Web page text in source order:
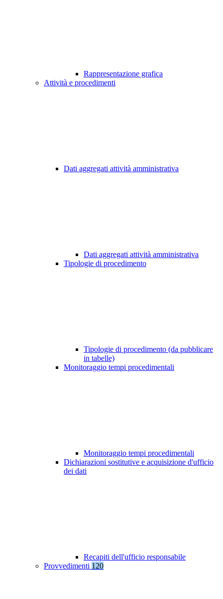
Rappresentazione grafica
Attività e procedimenti
Dati aggregati attività amministrativa
Dati aggregati attività amministrativa
Tipologie di procedimento
Tipologie di procedimento (da pubblicare
in tabelle)
Monitoraggio tempi procedimentali
Monitoraggio tempi procedimentali
Dichiarazioni sostitutive e acquisizione d'ufficio
dei dati
Recapiti dell'ufficio responsabile
Provvedimenti 120